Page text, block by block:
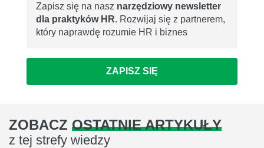
Zapisz się na nasz narzędziowy newsletter
dla praktyków HR. Rozwijaj się z partnerem,
który naprawdę rozumie HR i biznes
ZAPISZ SIĘ
ZOBACZ OSTATNIE ARTYKUŁY
z tej strefy wiedzy